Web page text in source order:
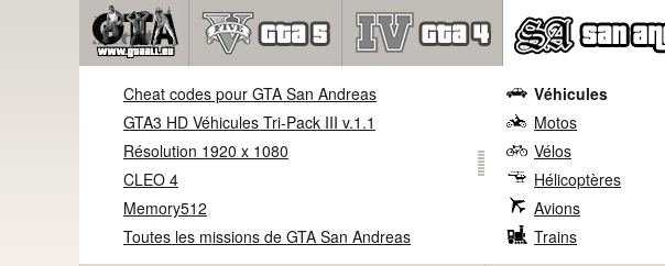
Cheat codes pour GTA San Andreas
GTA3 HD Véhicules Tri-Pack III v.1.1
Résolution 1920 x 1080
CLEO 4
Memory512
Toutes les missions de GTA San Andreas
Véhicules
Motos
Vélos
Hélicoptères
Avions
Trains